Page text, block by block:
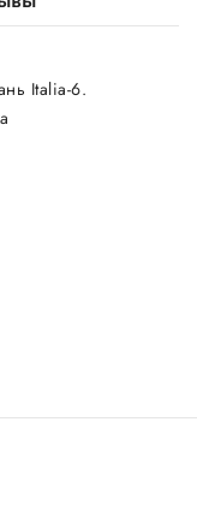
Italia-6.